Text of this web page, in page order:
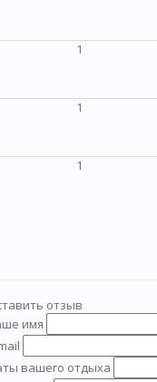
1
1
1
отзыв
имя
вашего отдыха